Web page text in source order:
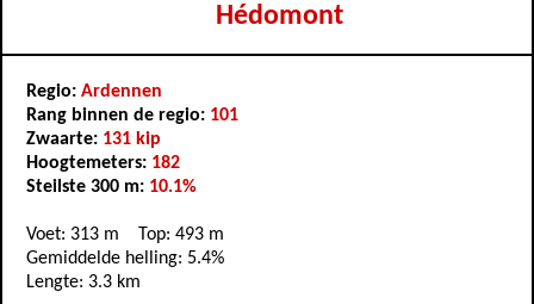
Hédomont
Regio: Ardennen
Rang binnen de regio: 101
Zwaarte: 131 kip
Hoogtemeters: 182
Steilste 300 m: 10.1%
Voet: 313 m Top: 493 m
Gemiddelde helling: 5.4%
Lengte: 3.3 km